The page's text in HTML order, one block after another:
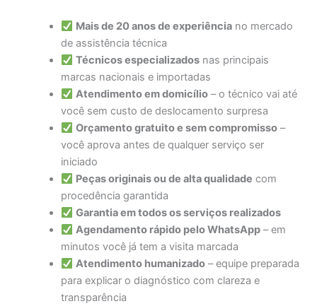
Mais de 20 anos de experiênciano mercado
de assistência técnica
Técnicos especializadosnas principais
marcas nacionais e importadas
Atendimento em domicílio– o técnico vai até
você sem custo de deslocamento surpresa
Orçamento gratuito e sem compromisso–
você aprova antes de qualquer serviço ser
iniciado
Peças originais ou de alta qualidade com
procedência garantida
Garantia em todos os serviços realizados
Agendamento rápido pelo WhatsApp– em
minutos você já tem a visita marcada
Atendimento humanizado– equipe preparada
para explicar o diagnóstico com clareza e
transparência